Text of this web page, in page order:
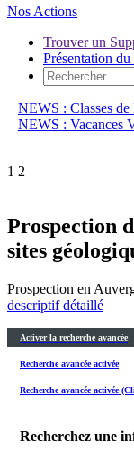
Nos Actions
Trouver un
Présentation
NEWS : Classes
NEWS : Vacances
1 2
Prospection
sites
Prospection en
descriptif détaillé
Activer la recherche avancée
Recherche avancée activée
Recherche avancée activée
Recherchez une